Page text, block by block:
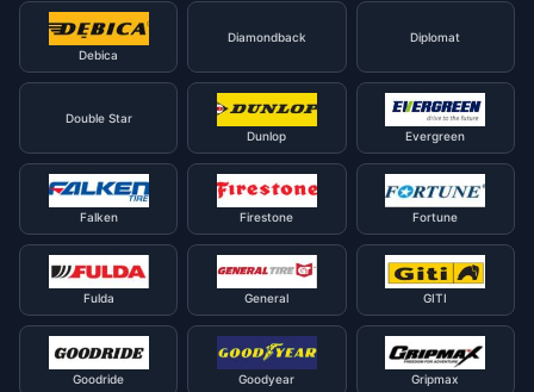
Debica
Diamondback Diplomat
Double Star
Dunlop
Evergreen
Falken Firestone Fortune
Fulda General GITI
Goodride Goodyear Gripmax